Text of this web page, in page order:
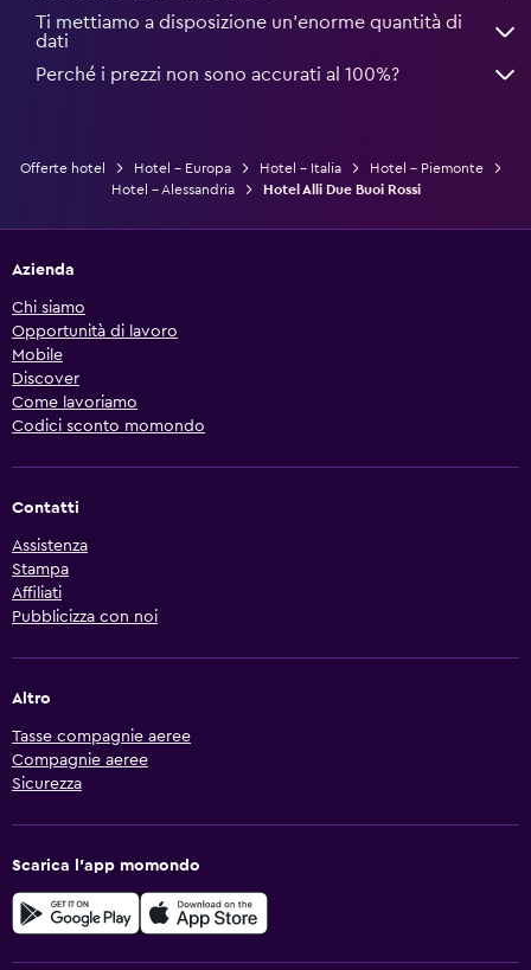
Ti mettiamo a disposizione un’enorme quantità di
dati
Perché i prezzi non sono accurati al 100%?
Offerte hotel Hotel - Europa Hotel - Italia
Hotel - Piemonte
Hotel - Alessandria
Hotel Alli Due Buoi Rossi
Azienda
Chi siamo
Opportunità di lavoro
Mobile
Discover
Come lavoriamo
Codici sconto momondo
Contatti
Assistenza
Stampa
Affiliati
Pubblicizza con noi
Altro
Tasse compagnie aeree
Compagnie aeree
Sicurezza
Scarica l'app momondo